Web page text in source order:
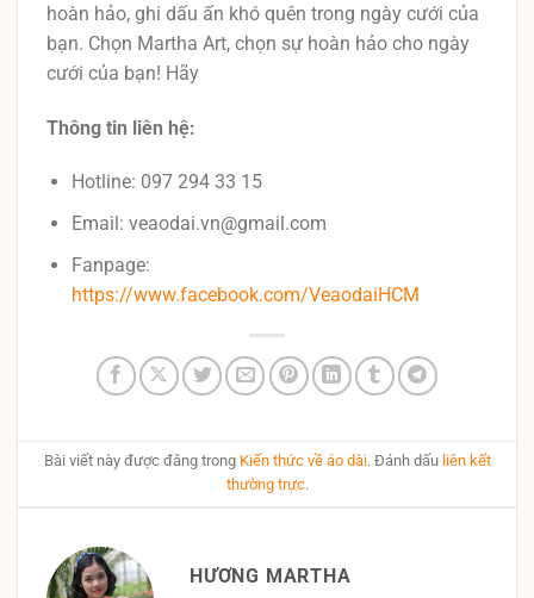
hoàn hảo, ghi dấu ấn khó quên trong ngày cưới của
bạn. Chọn Martha Art, chọn sự hoàn hảo cho ngày
cưới của bạn! Hãy
Thông tin liên hệ:
Hotline: 097 294 33 15
Email: veaodai.vn@gmail.com
Fanpage:
https://www.facebook.com/VeaodaiHCM
Bài viết này được đăng trong Kiến thức về áo dài. Đánh dấu liên kết
thường trực.
HƯƠNG MARTHA